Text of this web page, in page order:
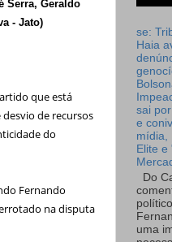
Serra, Geraldo
- Jato)
que está
de recursos
do
Fernando
na disputa
se:
Haia
sai
e
mídia,
Elite e
Do
uma